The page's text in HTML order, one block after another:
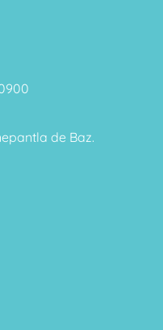
de Baz.